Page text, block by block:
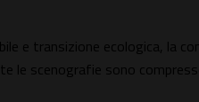
e transizione ecologica, la
le scenografie sono